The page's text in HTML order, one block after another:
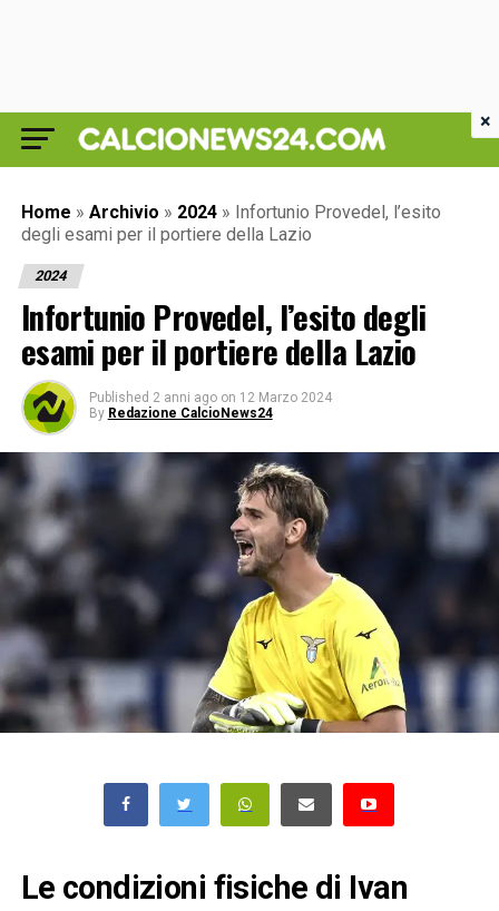
Home » Archivio » 2024 » Infortunio Provedel, l’esito
degli esami per il portiere della Lazio
2024
Infortunio Provedel, l’esito degli
esami per il portiere della Lazio
Published 2 anni ago on 12 Marzo 2024
By Redazione CalcioNews24
Le condizioni fisiche di Ivan
×